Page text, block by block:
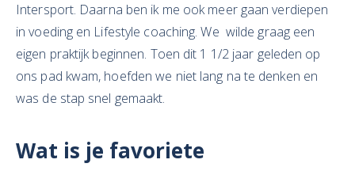
Intersport. Daarna ben ik me ook meer gaan verdiepen
in voeding en Lifestyle coaching. We wilde graag een
eigen praktijk beginnen. Toen dit 1 1/2 jaar geleden op
ons pad kwam, hoefden we niet lang na te denken en
was de stap snel gemaakt.
Wat is je favoriete